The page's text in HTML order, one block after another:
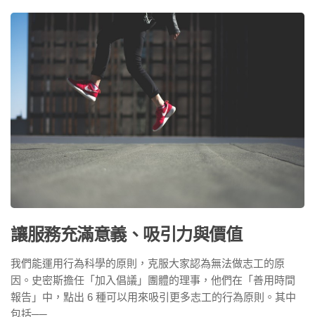
讓服務充滿意義、吸引力與價值
我們能運用行為科學的原則，克服大家認為無法做志工的原
因。史密斯擔任「加入倡議」團體的理事，他們在「善用時間
報告」中，點出 6 種可以用來吸引更多志工的行為原則。其中
包括──